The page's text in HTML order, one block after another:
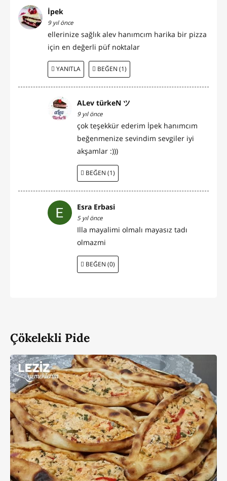
İpek
9 yıl önce
ellerinize sağlık alev hanımcım harika bir pizza
için en değerli püf noktalar
YANITLA BEĞEN (1)
ALev türkeN ツ
9 yıl önce
çok teşekkür ederim İpek hanımcım
beğenmenize sevindim sevgiler iyi
akşamlar :)))
BEĞEN (1)
Esra Erbasi
5 yıl önce
Illa mayalimi olmalı mayasız tadı
olmazmi
BEĞEN (0)
Çökelekli Pide